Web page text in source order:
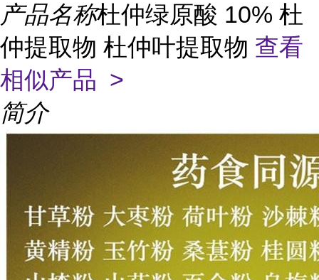
产品名称杜仲绿原酸 10% 杜
仲提取物 杜仲叶提取物 查看
相似产品 >
简介